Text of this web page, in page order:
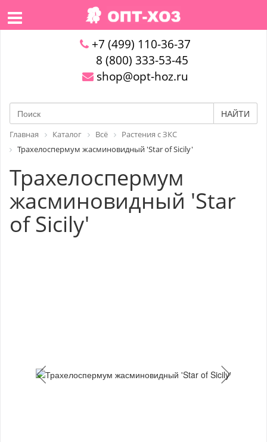
+7 (499) 110-36-37
8 (800) 333-53-45
shop@opt-hoz.ru
НАЙТИ
Главная Каталог Всё
Растения с ЗКС
Трахелоспермум жасминовидный 'Star of Sicily'
Трахелоспермум
жасминовидный 'Star
of Sicily'